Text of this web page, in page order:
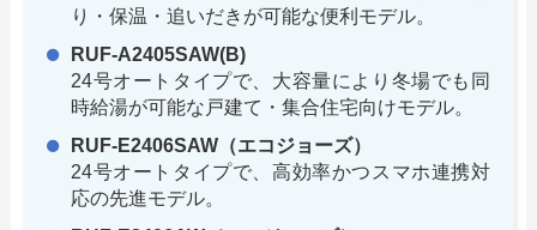
り・保温・追いだきが可能な便利モデル。
RUF-A2405SAW(B)
24号オートタイプで、大容量により冬場でも同
時給湯が可能な戸建て・集合住宅向けモデル。
RUF-E2406SAW（エコジョーズ）
24号オートタイプで、高効率かつスマホ連携対
応の先進モデル。